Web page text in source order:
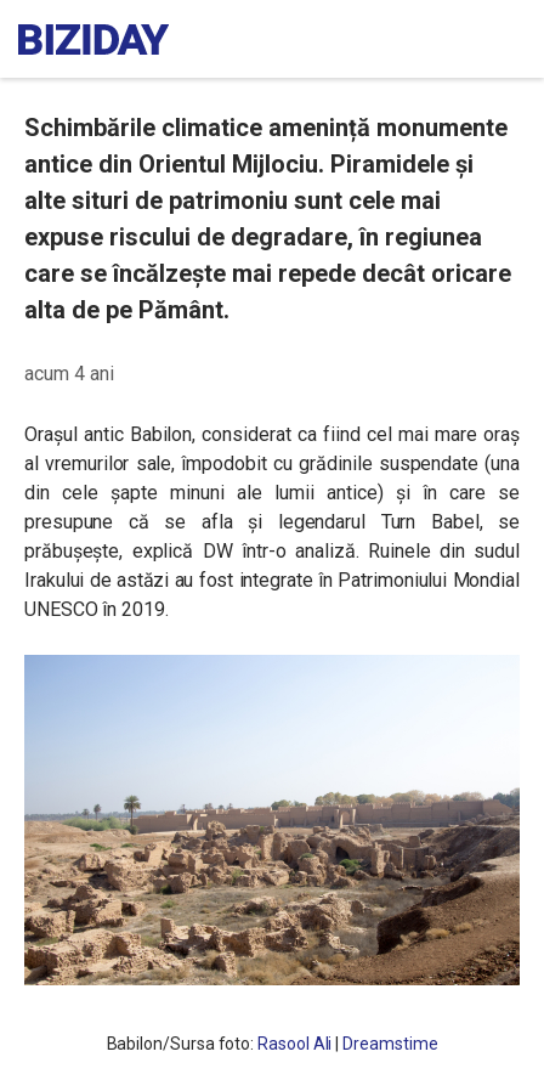
Schimbările climatice amenință monumente
antice din Orientul Mijlociu. Piramidele și
alte situri de patrimoniu sunt cele mai
expuse riscului de degradare, în regiunea
care se încălzește mai repede decât oricare
alta de pe Pământ.
acum 4 ani
Orașul antic Babilon, considerat ca fiind cel mai mare oraș
al vremurilor sale, împodobit cu grădinile suspendate (una
din cele șapte minuni ale lumii antice) și în care se
presupune că se afla și legendarul Turn Babel, se
prăbușește, explică DW într-o analiză. Ruinele din sudul
Irakului de astăzi au fost integrate în Patrimoniului Mondial
UNESCO în 2019.
Babilon/Sursa foto: Rasool Ali Dreamstime